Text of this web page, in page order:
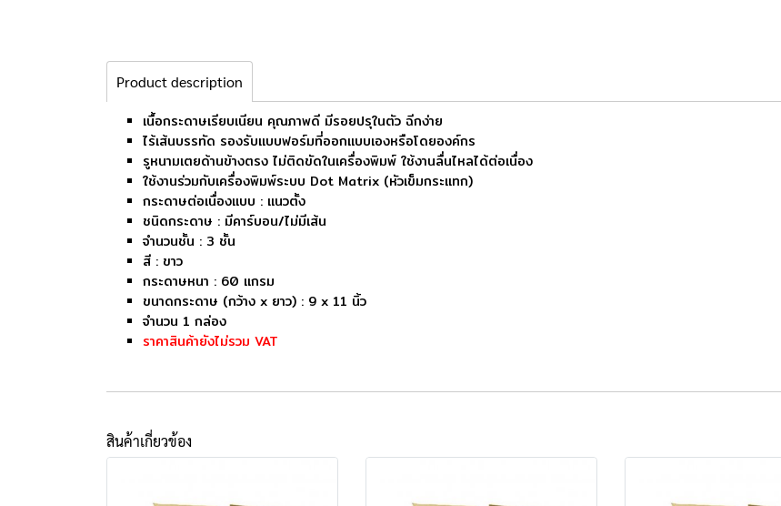
Product description
เนื้อกระดาษเรียบเนียน คุณภาพดี มีรอยปรุในตัว ฉีกง่าย
ไร้เส้นบรรทัด รองรับแบบฟอร์มที่ออกแบบเองหรือโดยองค์กร
รูหนามเตยด้านข้างตรง ไม่ติดขัดในเครื่องพิมพ์ ใช้งานลื่นไหลได้ต่อเนื่อง
ใช้งานร่วมกับเครื่องพิมพ์ระบบ Dot Matrix (หัวเข็มกระแทก)
กระดาษต่อเนื่องแบบ : แนวตั้ง
ชนิดกระดาษ : มีคาร์บอน/ไม่มีเส้น
จำนวนชั้น : 3 ชั้น
สี : ขาว
กระดาษหนา : 60 แกรม
ขนาดกระดาษ (กว้าง x ยาว) : 9 x 11 นิ้ว
จำนวน 1 กล่อง
ราคาสินค้ายังไม่รวม VAT
สินค้าเกี่ยวข้อง